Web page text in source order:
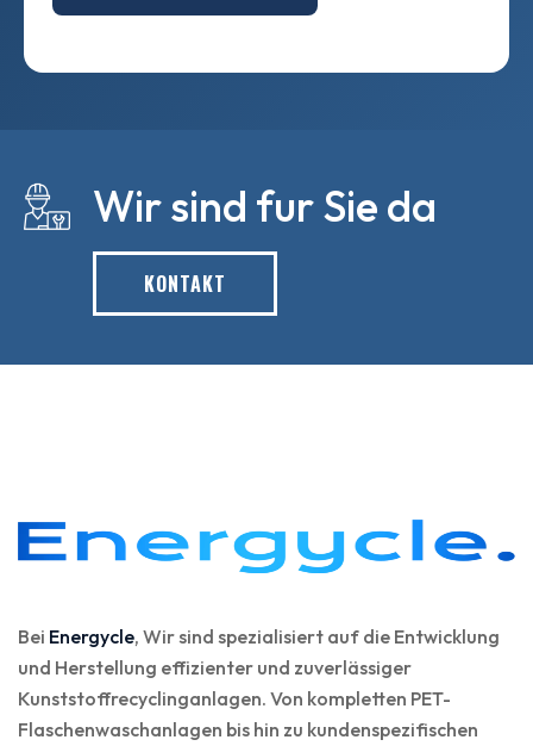
Wir sind fur Sie da
KONTAKT
Bei Energycle, Wir sind spezialisiert auf die Entwicklung
und Herstellung effizienter und zuverlässiger
Kunststoffrecyclinganlagen. Von kompletten PET-
Flaschenwaschanlagen bis hin zu kundenspezifischen